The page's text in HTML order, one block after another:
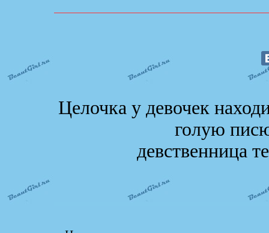
Целочка у девочек
голую
девственница